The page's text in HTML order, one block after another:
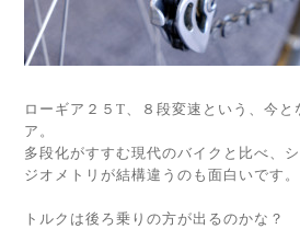
ローギア２５T、８段変速という、今
ア。
多段化がすすむ現代のバイクと比べ、
ジオメトリが結構違うのも面白いです。
トルクは後ろ乗りの方が出るのかな？